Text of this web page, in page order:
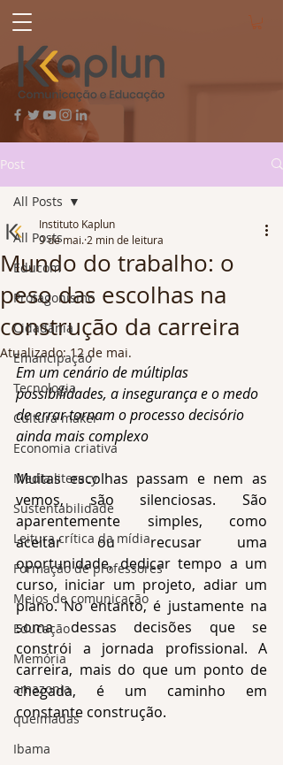
Post
All Posts
Educom
Protagonismo
Cidadania
Emancipação
Tecnologia
Cultura maker
Economia criativa
Media literacy
Sustentabilidade
Leitura crítica da mídia
Formação de professores
Meios de comunicação
Educação
Memória
amazonia
queimadas
Ibama
All Posts
Mundo do trabalho: o
peso das escolhas na
construção da carreira
Instituto Kaplun
9 de mai. 2 min de leitura
Atualizado:12 de mai.
Em um cenário de múltiplas
possibilidades, a insegurança e o medo
de errar tornam o processo decisório
ainda mais complexo
Muitas escolhas passam e nem as
vemos, são silenciosas. São
aparentemente simples, como
aceitar ou recusar uma
oportunidade, dedicar tempo a um
curso, iniciar um projeto, adiar um
plano. No entanto, é justamente na
soma dessas decisões que se
constrói a jornada profissional. A
carreira, mais do que um ponto de
chegada, é um caminho em
constante construção.